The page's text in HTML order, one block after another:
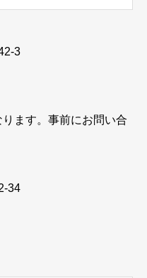
3
ます。事前にお問い合
34